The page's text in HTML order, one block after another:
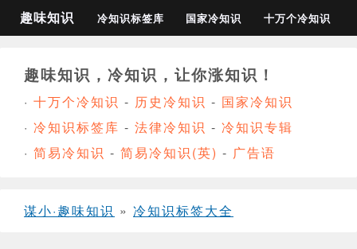
趣味知识 冷知识标签库 国家冷知识 十万个冷知识
趣味知识，冷知识，让你涨知识！
· 十万个冷知识 - 历史冷知识 - 国家冷知识
· 冷知识标签库 - 法律冷知识 - 冷知识专辑
· 简易冷知识 - 简易冷知识(英) - 广告语
谋小·趣味知识 » 冷知识标签大全